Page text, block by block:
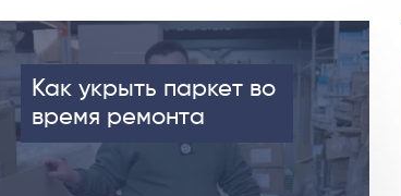
Как укрыть паркет во
время ремонта